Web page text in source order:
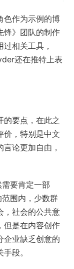
色作为示例的博
锋》团队的制作
相关工具，
还在推特上表
的要点，在此之
价，特别是中文
论更加自由，
要肯定一部
围内，少数群
，社会的公共意
但是在内容创作
企业缺乏创意的
段。